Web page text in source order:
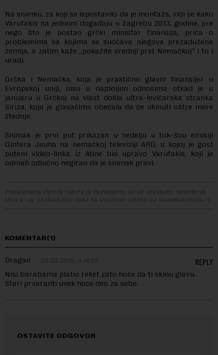
Na snimku, za koji se ispostavilo da je montaža, vidi se kako
Varufakis na jednom događaju u Zagrebu 2013. godine, pre
nego što je postao grčki ministar finansija, priča o
problemima sa kojima se suočava njegova prezadužena
zemlja, a zatim kaže „pokažite srednji prst Nemačkoj“ i to i
uradi.
Grčka i Nemačka, koja je praktično glavni finansijer u
Evropskoj uniji, nisu u najboljim odnosima otkad je u
januaru u Grčkoj na vlast došla ultra-levičarska stranka
Siriza, koja je glasačima obećala da će ukinuti oštre mere
štednje.
Snimak je prvi put prikazan u nedelju u tok-šou emisiji
Gintera Jauha na nemačkoj televiziji ARD, u kojoj je gost
putem video-linka iz Atine bio upravo Varufakis, koji je
odmah odlučno negirao da je snimak pravi.
Preuzimanje delova teksta je dozvoljeno, ali uz obavezno navođenje
izvora i uz postavljanje linka ka izvornom tekstu na novaekonomija.rs
KOMENTAR(1)
Dragan 20.03.2019. u 14:58
Nisi barabama platio reket zato hoće da ti skinu glavu.
Stari prvaranti uvek hoće deo za sebe.
REPLY
OSTAVITE ODGOVOR